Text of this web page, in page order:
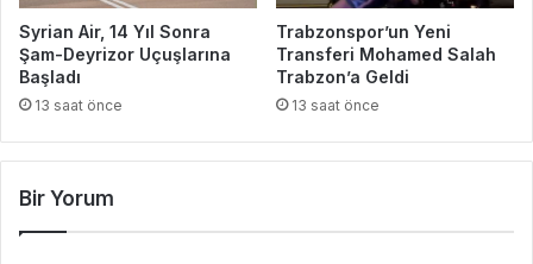
Syrian Air, 14 Yıl Sonra
Şam-Deyrizor Uçuşlarına
Başladı
13 saat önce
Trabzonspor’un Yeni
Transferi Mohamed Salah
Trabzon’a Geldi
13 saat önce
Bir Yorum